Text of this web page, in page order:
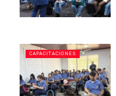
CAPACITACIONES